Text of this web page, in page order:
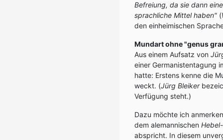
Befreiung, da sie dann
sprachliche Mittel haben" (
den einheimischen
Mundart ohne "genus
Aus einem Aufsatz von
einer Germanistentagung
hatte: Erstens kenne die
weckt. (Jürg Bleiker
Verfügung steht.)
Dazu möchte ich
dem alemannischen Hebel-
abspricht. In diesem